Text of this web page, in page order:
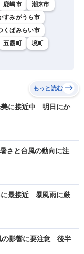
鹿嶋市
潮来市
すみがうら市
くばみらい市
五霞町
境町
もっと読む
美に接近中 明日にか
さと台風の動向に注
最接近 暴風雨に厳
影響に要注意 後半